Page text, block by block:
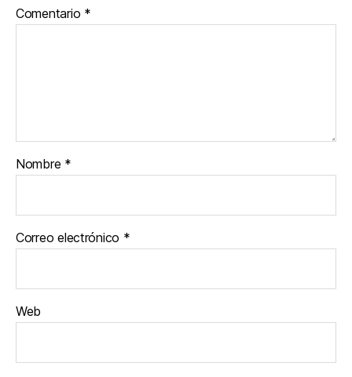
Comentario *
Nombre *
Correo electrónico *
Web